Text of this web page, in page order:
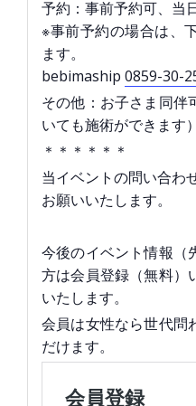
予約：事前予約可、当
※事前予約の場合は、
ます。
bebimaship 0859-30-
その他：お子さま同伴
いても施術ができます）
＊＊＊＊＊＊
当イベントの問い合
お願いいたします。
今後のイベント情報（
方は会員登録（無料）
いたします。
会員は女性なら世代問
だけます。